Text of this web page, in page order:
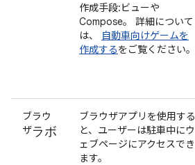
作成手段:ビューや
Compose。 詳細について
は、
自動車向けゲームを
作成するをご覧ください。
ブラウ
ザラボ
ブラウザアプリを使用する
と、ユーザーは駐車中にウ
ェブページにアクセスでき
ます。